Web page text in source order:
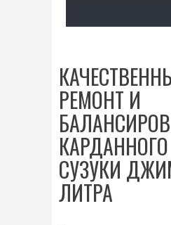
РЕМОНТ И
СУЗУКИ
ЛИТРА